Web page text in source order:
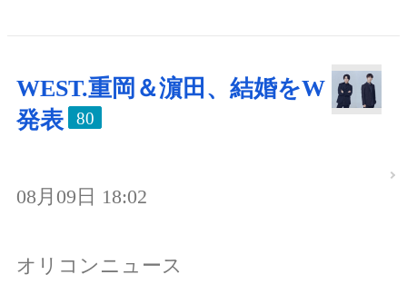
WEST.重岡＆濵田、結婚をW
発表
80
08月09日 18:02
オリコンニュース